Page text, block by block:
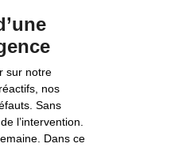
sur notre
nos
Sans
l’intervention.
Dans ce